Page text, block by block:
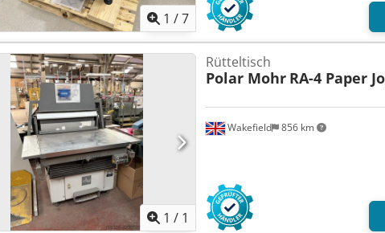
1 /7
1 / 1
Wakefield 856 km
Rütteltisch
Polar Mohr RA-4 Paper